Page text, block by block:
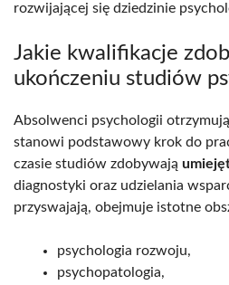
rozwijającej się dziedzinie
Jakie kwalifikacje
ukończeniu studiów
Absolwenci psychologii
stanowi podstawowy krok do
czasie studiów zdobywają
diagnostyki oraz udzielania
przyswajają, obejmuje istotne
psychologia rozwoju,
psychopatologia,